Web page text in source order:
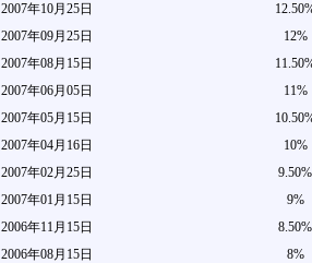
2007年10月25日
2007年09月25日
12%
2007年08月15日
2007年06月05日
11%
2007年05月15日
2007年04月16日
10%
2007年02月25日
9.50%
2007年01月15日
9%
2006年11月15日
8.50%
2006年08月15日
8%